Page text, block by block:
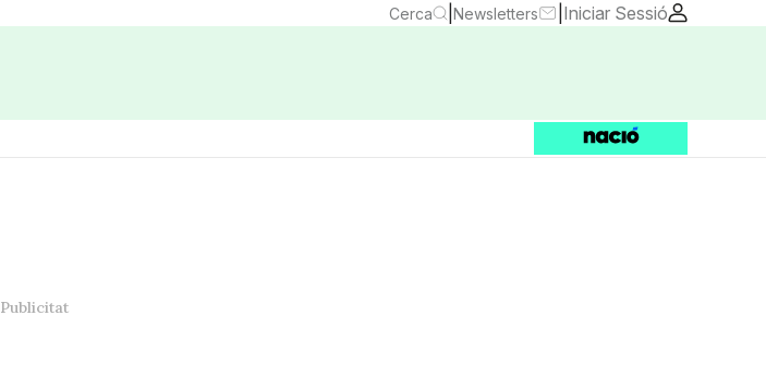
Cerca Newsletters Iniciar Sessió